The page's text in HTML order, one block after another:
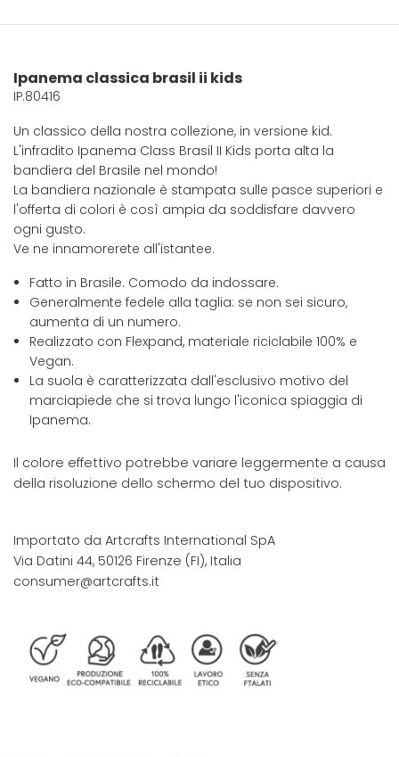
Ipanema classica brasil ii kids
IP.80416
Un classico della nostra collezione, in versione kid.
L'infradito Ipanema Class Brasil II Kids porta alta la
bandiera del Brasile nel mondo!
La bandiera nazionale è stampata sulle pasce superiori e
l'offerta di colori è così ampia da soddisfare davvero
ogni gusto.
Ve ne innamorerete all'istantee.
Fatto in Brasile. Comodo da indossare.
Generalmente fedele alla taglia: se non sei sicuro,
aumenta di un numero.
Realizzato con Flexpand, materiale riciclabile 100% e
Vegan.
La suola è caratterizzata dall'esclusivo motivo del
marciapiede che si trova lungo l'iconica spiaggia di
Ipanema.
Il colore effettivo potrebbe variare leggermente a causa
della risoluzione dello schermo del tuo dispositivo.
Importato da Artcrafts International SpA
Via Datini 44, 50126 Firenze (FI), Italia
consumer@artcrafts.it